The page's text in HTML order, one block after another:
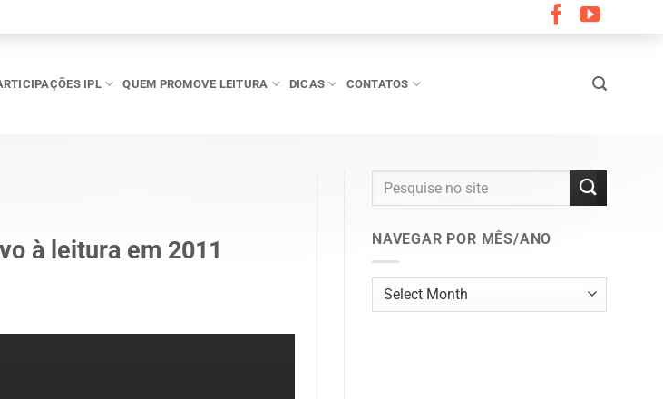
IPL QUEM PROMOVE LEITURA DICAS CONTATOS
à leitura em 2011 NAVEGAR POR MÊS/ANO
Navegar
por